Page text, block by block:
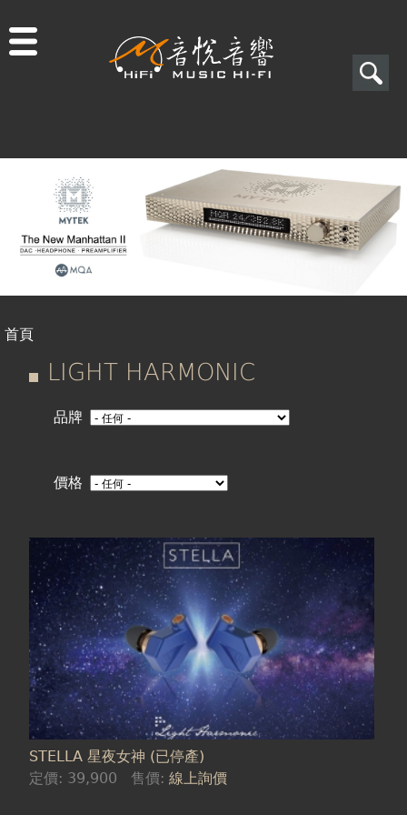
搜
表
單
搜
尋
您
首頁
LIGHT HARMONIC
品牌
價格
STELLA 星夜女神 (已停產)
定價: 39,900 售價:線上詢價